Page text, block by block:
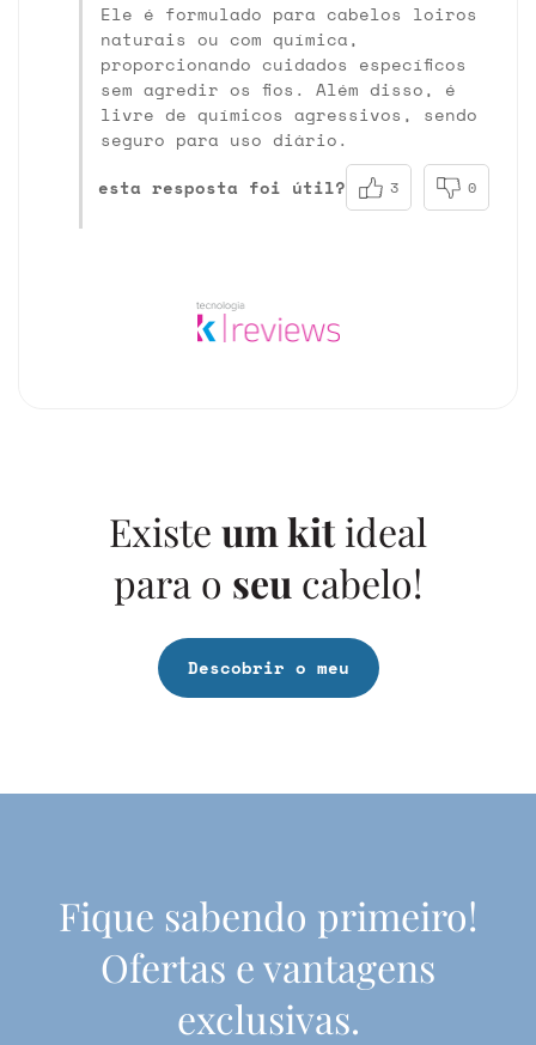
Ele é formulado para cabelos loiros
naturais ou com química,
proporcionando cuidados específicos
sem agredir os fios. Além disso, é
livre de químicos agressivos, sendo
seguro para uso diário.
esta resposta foi útil?
3 0
Existe um kitideal
para o seu cabelo!
Descobrir o meu
Fique sabendo primeiro!
Ofertas e vantagens
exclusivas.